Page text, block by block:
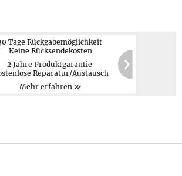
60 20
Tage Rückgabemöglichkeit
Keine Rücksendekosten
2 Jahre Produktgarantie
Reparatur/Austausch
Mehr erfahren ≫
PayPal,Kreditkarte,
Vorauskasse